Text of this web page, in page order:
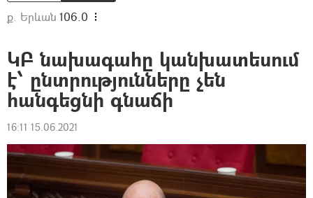
ք. Երևան 106.0
ԿԲ նախագահը կանխատեսում
է՝ ընտրությունները չեն
հանգեցնի գնաճի
16:11 15.06.2021